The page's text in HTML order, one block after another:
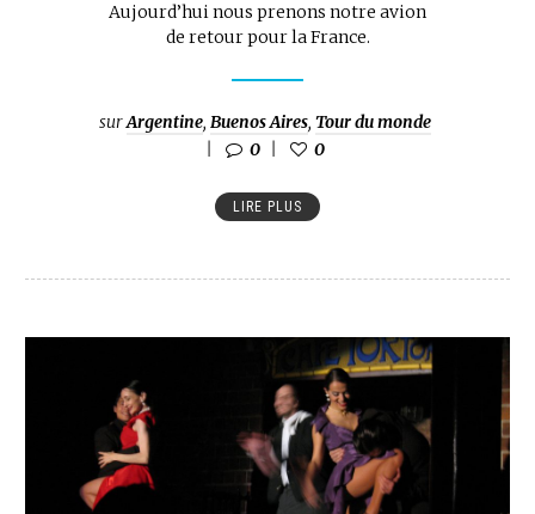
Aujourd’hui nous prenons notre avion
de retour pour la France.
surArgentine, Buenos Aires, Tour du monde
0
0
LIRE PLUS